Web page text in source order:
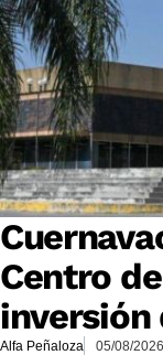
Centro
inversión
Alfa Peñaloza 05/08/2026